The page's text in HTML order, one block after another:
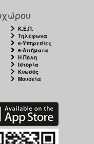
Κ.Ε.Π.
Τηλέφωνα
e-Υπηρεσίες
e-Αιτήματα
Η Πόλη
Ιστορία
Κνωσός
Μουσεία